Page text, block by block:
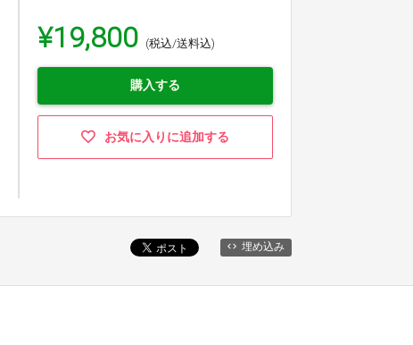
¥19,800 (税込/送料込)
購入する
お気に入りに追加する
埋め込み